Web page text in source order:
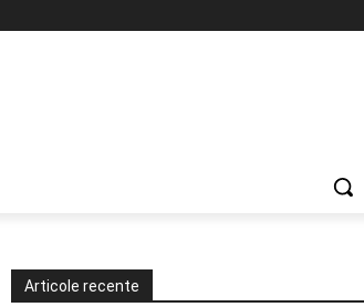
Articole recente